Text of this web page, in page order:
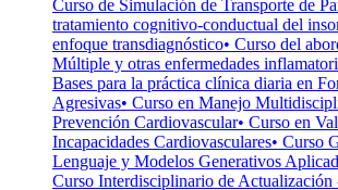
Curso de Simulación de Transporte de
tratamiento cognitivo-conductual del
enfoque transdiagnóstico• Curso del
Múltiple y otras enfermedades
Bases para la práctica clínica diaria en
Agresivas• Curso en Manejo
Prevención Cardiovascular• Curso en
Incapacidades Cardiovasculares• Curso
Lenguaje y Modelos Generativos
Curso Interdisciplinario de